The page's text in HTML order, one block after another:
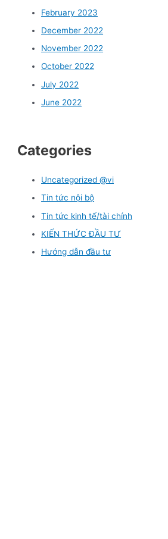
February 2023
December 2022
November 2022
October 2022
July 2022
June 2022
Categories
Uncategorized @vi
Tin tức nội bộ
Tin tức kinh tế/tài chính
KIẾN THỨC ĐẦU TƯ
Hướng dẫn đầu tư